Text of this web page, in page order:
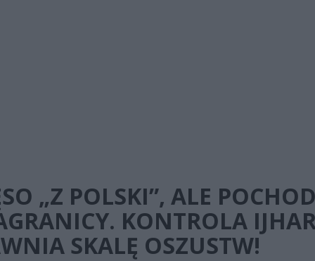
„Z POLSKI”, ALE
KONTROLA
SKALĘ OSZUSTW!